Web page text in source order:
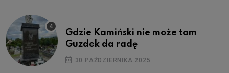
Gdzie Kamiński nie może tam
Guzdek da radę
30 PAŹDZIERNIKA 2025